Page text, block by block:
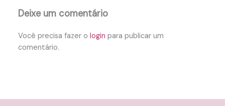
Deixe um comentário
Você precisa fazer ologin para publicar um
comentário.